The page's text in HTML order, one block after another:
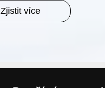
Zjistit více